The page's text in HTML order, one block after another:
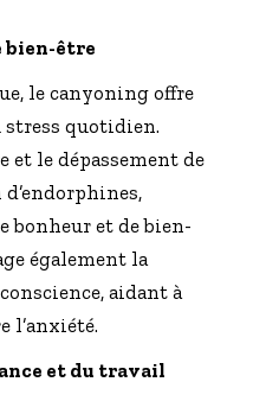
bien-être
le canyoning offre
stress quotidien.
et le dépassement de
bonheur et de bien-
également la
aidant à
l’anxiété.
et du travail